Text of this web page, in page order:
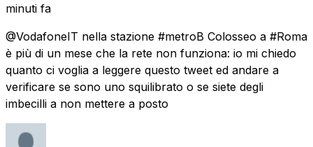
minuti fa
@VodafoneIT nella stazione #metroB Colosseo a #Roma
è più di un mese che la rete non funziona: io mi chiedo
quanto ci voglia a leggere questo tweet ed andare a
verificare se sono uno squilibrato o se siete degli
imbecilli a non mettere a posto